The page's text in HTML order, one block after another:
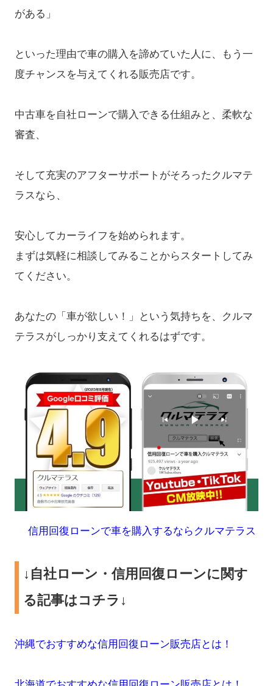
がある」
といった理由で車の購入を諦めていた人に、もう一
度チャンスを与えてくれる販売店です。
中古車を自社ローンで購入できる仕組みと、柔軟な
審査、
そして充実のアフターサポートがそろったクルマテ
ラスなら、
安心してカーライフを始められます。
まずは気軽に相談してみることからスタートしてみ
てください。
あなたの「車が欲しい！」という気持ちを、クルマ
テラスがしっかり支えてくれるはずです。
信用回復ローンで車を購入するならクルマテラス
↓自社ローン・信用回復ローンに関す
る記事はコチラ↓
沖縄でおすすめな信用回復ローン販売店とは！